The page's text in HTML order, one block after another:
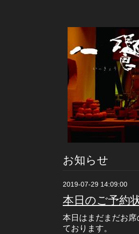
お知らせ
2019-07-29 14:09:00
本日のご予約
本日はまだまだお
ております。